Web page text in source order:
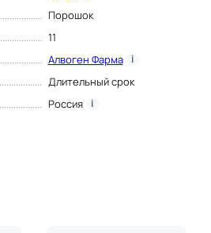
Порошок
11
Алвоген Фарма i
Длительный срок
Россия i